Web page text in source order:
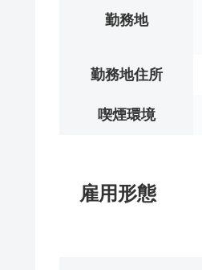
勤務地
勤務地住所
喫煙環境
雇用形態